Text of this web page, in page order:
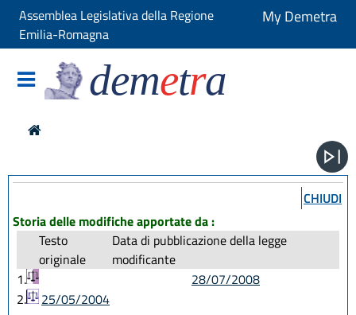
Assemblea Legislativa della Regione
Emilia-Romagna
My Demetra
demetra
CHIUDI
Storia delle modifiche apportate da :
Testo
originale
Data di pubblicazione della legge
modificante
1.
28/07/2008
2.
25/05/2004